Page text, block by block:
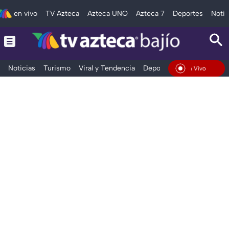
en vivo TV Azteca Azteca UNO Azteca 7 Deportes
Noticias Turismo Viral y Tendencia Deportes Espectáculos
En Vivo